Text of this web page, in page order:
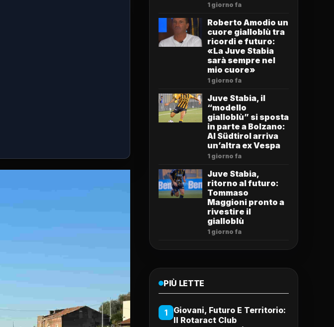
1 giorno fa
Roberto Amodio un
cuore gialloblù tra
ricordi e futuro:
«La Juve Stabia
sarà sempre nel
mio cuore»
1 giorno fa
Juve Stabia, il
“modello
gialloblù” si sposta
in parte a Bolzano:
Al Südtirol arriva
un’altra ex Vespa
1 giorno fa
Juve Stabia,
ritorno al futuro:
Tommaso
Maggioni pronto a
rivestire il
gialloblù
1 giorno fa
PIÙ LETTE
1
Giovani, Futuro E Territorio:
Il Rotaract Club